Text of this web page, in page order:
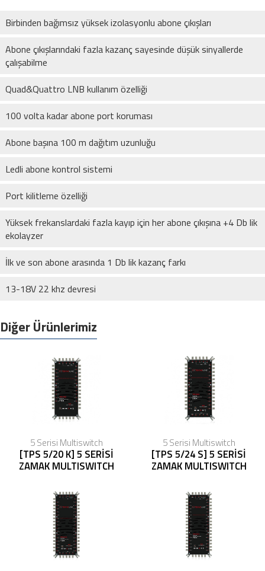
Birbinden bağımsız yüksek izolasyonlu abone çıkışları
Abone çıkışlarındaki fazla kazanç sayesinde düşük sinyallerde
çalışabilme
Quad&Quattro LNB kullanım özelliği
100 volta kadar abone port koruması
Abone başına 100 m dağıtım uzunluğu
Ledli abone kontrol sistemi
Port kilitleme özelliği
Yüksek frekanslardaki fazla kayıp için her abone çıkışına +4 Db lik
ekolayzer
İlk ve son abone arasında 1 Db lik kazanç farkı
13-18V 22 khz devresi
Diğer Ürünlerimiz
5 Serisi Multiswitch
[TPS 5/20 K] 5 SERİSİ
ZAMAK MULTISWITCH
5 Serisi Multiswitch
[TPS 5/24 S] 5 SERİSİ
ZAMAK MULTISWITCH